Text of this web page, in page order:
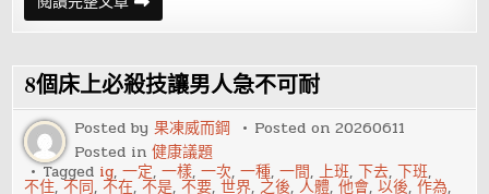
手
的
護
腺
發
炎
治
療
8個床上必殺技讓男人急不可耐
Posted by果凍威而鋼 Posted on20260611
Posted in健康議題
Tagged ig,一定,一樣,一次,一種,一間,上班,下去,下班,
不住,不同,不在,不是,不要,世界, 之後,人體,他會,以後,作為,